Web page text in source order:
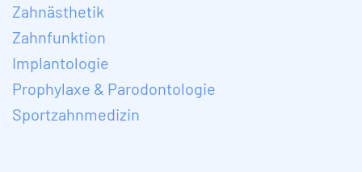
Zahnästhetik
Zahnfunktion
Implantologie
Prophylaxe & Parodontologie
Sportzahnmedizin